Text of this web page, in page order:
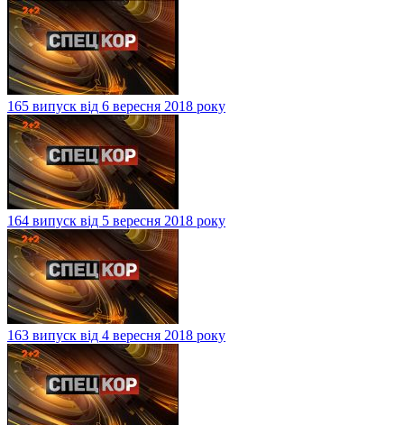
165 випуск від 6 вересня 2018 року
164 випуск від 5 вересня 2018 року
163 випуск від 4 вересня 2018 року